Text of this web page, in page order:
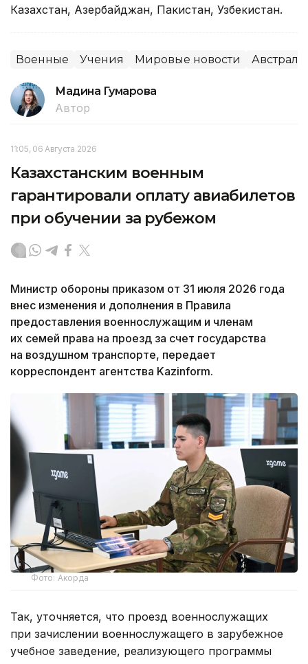
Казахстан, Азербайджан, Пакистан, Узбекистан.
Военные Учения Мировые новости
Мадина Гумарова
Автор
11:05, 06 Августа 2026
Казахстанским военным
гарантировали оплату авиабилетов
при обучении за рубежом
Министр обороны приказом от 31 июля 2026 года
внес изменения и дополнения в Правила
предоставления военнослужащим и членам
их семей права на проезд за счет государства
на воздушном транспорте, передает
корреспондент агентства Kazinform.
Фото: Акорда
Так, уточняется, что проезд военнослужащих
при зачислении военнослужащего в зарубежное
учебное заведение, реализующего программы